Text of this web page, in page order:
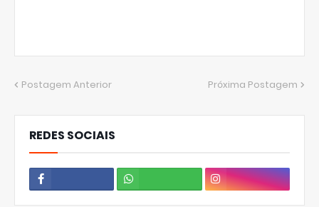
Postagem Anterior Próxima Postagem
REDES SOCIAIS